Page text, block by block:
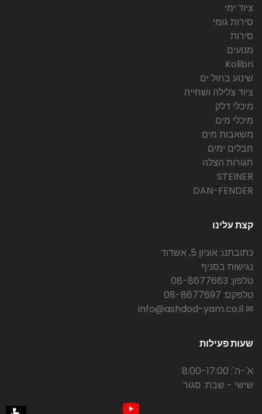
ציוד ימי
סירות גומי
סירות
מנועים
Kolibri
שינוע בחול ים
ציוד צלילה ושחייה
מיכלי דלק
מיכלי מים
משאבות מים
חבלים ימים
חגורות הצלה
STEINER
DAN-FENDER
קצת עלינו
כתובתנו: אוניון 5, אשדוד
נגישות בסניף
טלפון: 08-8677663
טלפקס: 08-8677697
✉ info@ashdod-yam.co.il
שעות פעילות
א'-ה': 8:00-17:00
שישי - שבת: סגור